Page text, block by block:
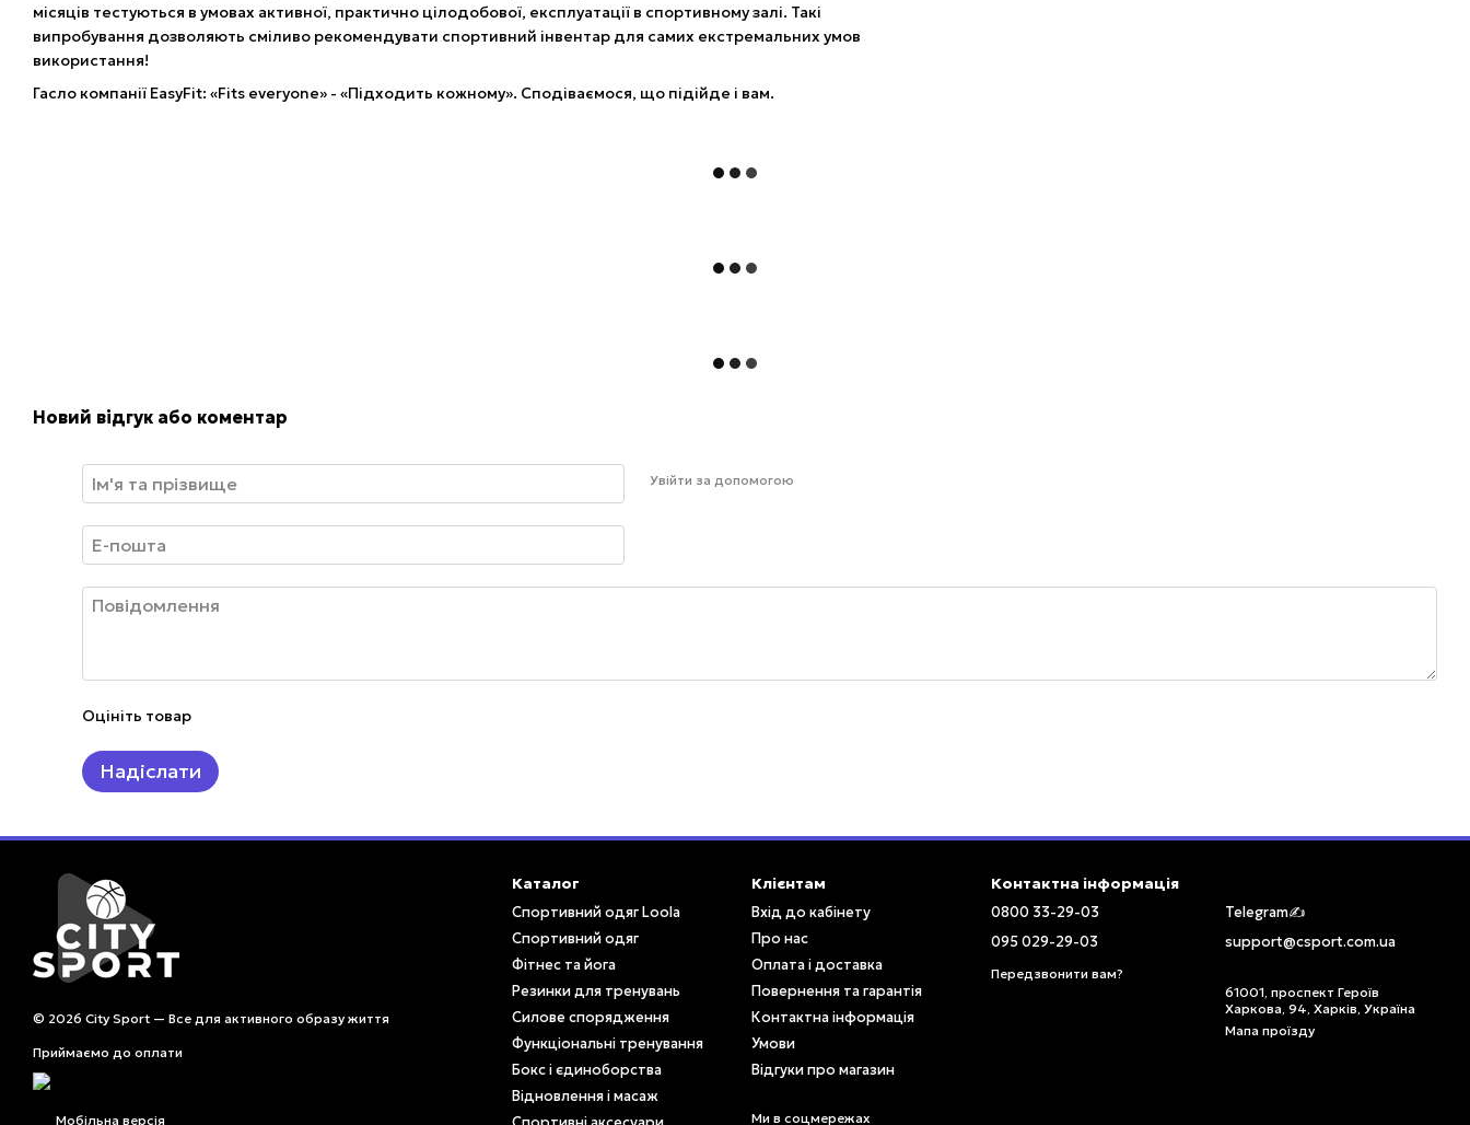
місяців тестуються в умовах активної, практично цілодобової, експлуатації в спортивному залі. Такі
випробування дозволяють сміливо рекомендувати спортивний інвентар для самих екстремальних умов
використання!
Гасло компанії EasyFit: «Fits everyone» - «Підходить кожному». Сподіваємося, що підійде і вам.
Новий відгук або коментар
Увійти за допомогою
Оцініть товар
Надіслати
© 2026 City Sport — Все для активного образу життя
Приймаємо до оплати
Мобільна версія
Каталог
Спортивний одяг Loola
Спортивний одяг
Фітнес та йога
Резинки для тренувань
Силове спорядження
Функціональні тренування
Бокс і єдиноборства
Відновлення і масаж
Клієнтам
Вхід до кабінету
Про нас
Оплата і доставка
Повернення та гарантія
Контактна інформація
Умови
Відгуки про магазин
Ми в соцмережах
Контактна інформація
0800 33-29-03
095 029-29-03
Передзвонити вам?
Telegram✍️
support@csport.com.ua
61001, проспект Героїв
Харкова, 94, Харків, Україна
Мапа проїзду